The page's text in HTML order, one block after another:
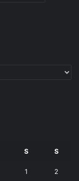
S S
1 2